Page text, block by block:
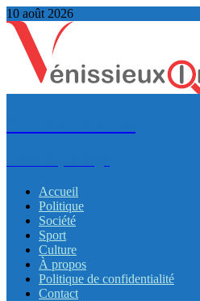
10 août 2026
Accueil
Politique
Société
Sport
Culture
À propos
Politique de confidentialité
Contact